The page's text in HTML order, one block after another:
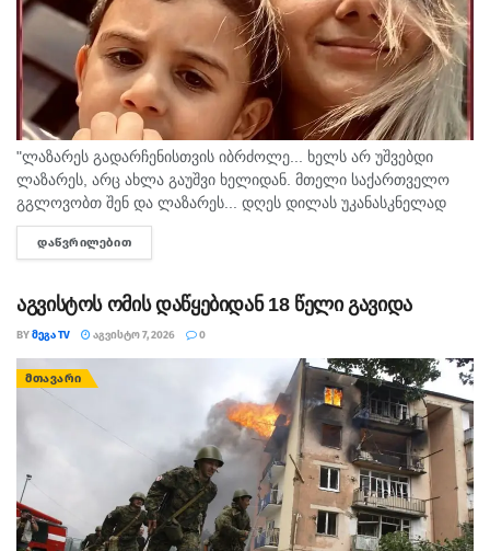
"ლაზარეს გადარჩენისთვის იბრძოლე... ხელს არ უშვებდი
ლაზარეს, არც ახლა გაუშვი ხელიდან. მთელი საქართველო
გგლოვობთ შენ და ლაზარეს... დღეს დილას უკანასკნელად
მომესალმე, თურმე. ისღა დაგვრჩა ნუგეშად, შენი თავი
გვაპოვნინო..." - 6...
ᲓᲐᲬᲕᲠᲘᲚᲔᲑᲘᲗ
აგვისტოს ომის დაწყებიდან 18 წელი გავიდა
BYᲛᲔᲒᲐ TV ᲐᲒᲕᲘᲡᲢᲝ 7, 2026 0
ᲛᲗᲐᲕᲐᲠᲘ